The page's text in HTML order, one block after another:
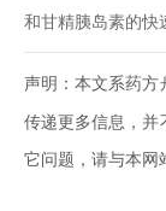
和甘精胰岛素的快
声明：本文系药方
传递更多信息，并
它问题，请与本网